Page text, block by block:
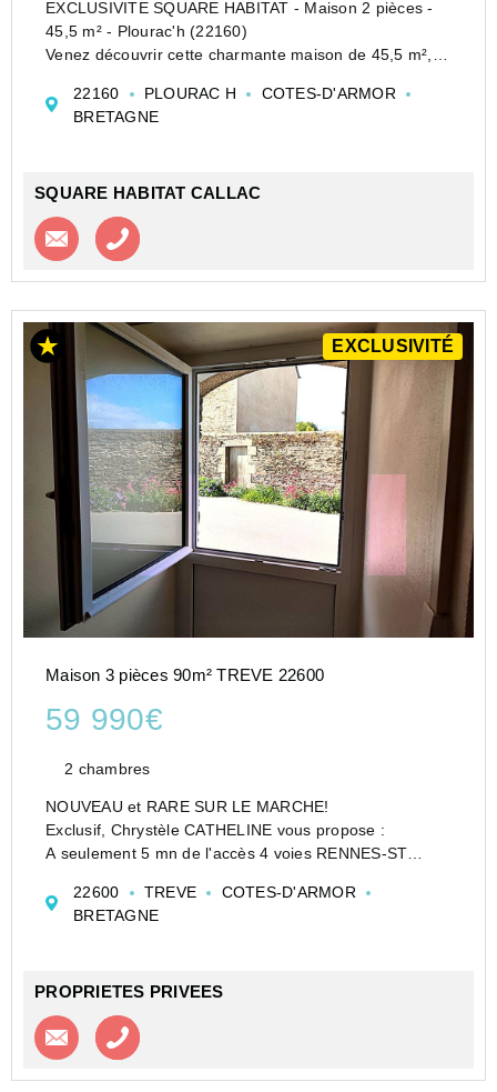
EXCLUSIVITE SQUARE HABITAT - Maison 2 pièces -
45,5 m² - Plourac'h (22160)
Venez découvrir cette charmante maison de 45,5 m²,
secondaire ou un investissement locatif.
Elle se compose au rez-de-chaussée d&#...
22160 PLOURAC H
COTES-D'ARMOR
BRETAGNE
SQUARE HABITAT CALLAC
Contacter l'agence
EXCLUSIVITÉ
Maison 3 pièces 90m² TREVE 22600
59 990€
2 chambres
NOUVEAU et RARE SUR LE MARCHE!
Exclusif, Chrystèle CATHELINE vous propose :
A seulement 5 mn de l'accès 4 voies RENNES-ST
Au calme - En centre bourg donc proche de toutes les
commodités !!
22600 TREVE
COTES-D'ARMOR
BRETAGNE
PROPRIETES PRIVEES
Contacter l'agence